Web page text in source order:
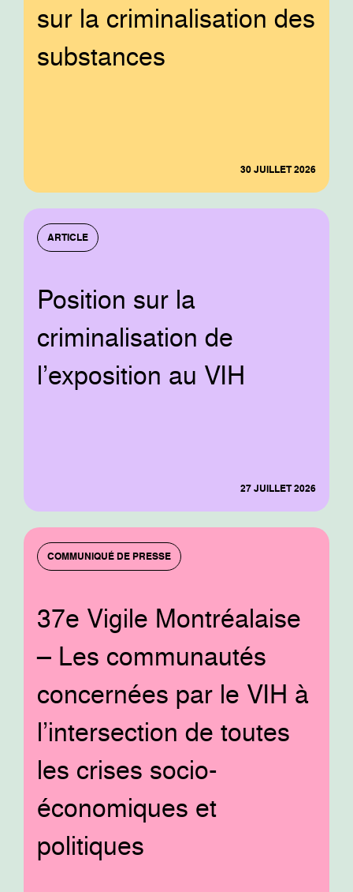
sur la criminalisation des
substances
30 JUILLET 2026
ARTICLE
Position sur la
criminalisation de
l’exposition au VIH
27 JUILLET 2026
COMMUNIQUÉ DE PRESSE
37e Vigile Montréalaise
– Les communautés
concernées par le VIH à
l’intersection de toutes
les crises socio-
économiques et
politiques